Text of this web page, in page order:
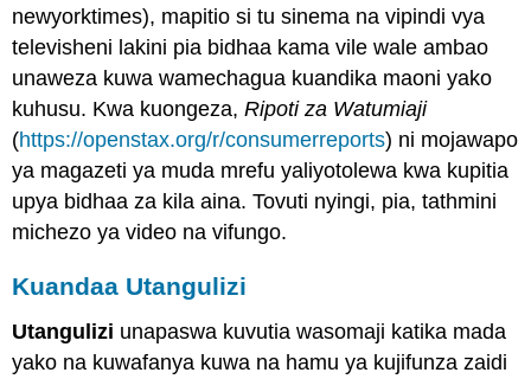
newyorktimes), mapitio si tu sinema na vipindi vya
televisheni lakini pia bidhaa kama vile wale ambao
unaweza kuwa wamechagua kuandika maoni yako
kuhusu. Kwa kuongeza,Ripoti za Watumiaji
(https://openstax.org/r/consumerreports) ni mojawapo
ya magazeti ya muda mrefu yaliyotolewa kwa kupitia
upya bidhaa za kila aina. Tovuti nyingi, pia, tathmini
michezo ya video na vifungo.
Kuandaa Utangulizi
Utangulizi unapaswa kuvutia wasomaji katika mada
yako na kuwafanya kuwa na hamu ya kujifunza zaidi